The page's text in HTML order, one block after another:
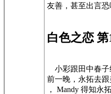
友善，甚至出言恐
白色之恋
小彩跟田中春子
前一晚，永拓去
， Mandy 得知永